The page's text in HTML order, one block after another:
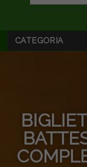
CATEGORIA